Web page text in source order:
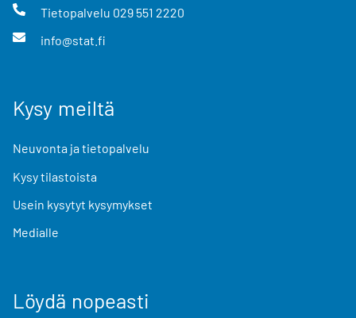
Tietopalvelu 029 551 2220
info@stat.fi
Kysy meiltä
Neuvonta ja tietopalvelu
Kysy tilastoista
Usein kysytyt kysymykset
Medialle
Löydä nopeasti